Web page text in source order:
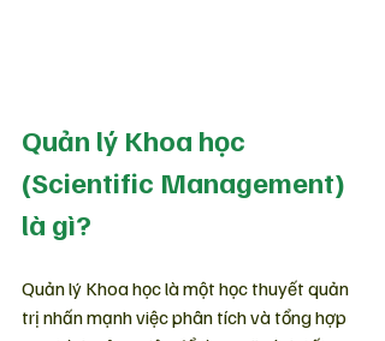
Quản lý Khoa học
(Scientific Management)
là gì?
Quản lý Khoa học là một học thuyết quản
trị nhấn mạnh việc phân tích và tổng hợp